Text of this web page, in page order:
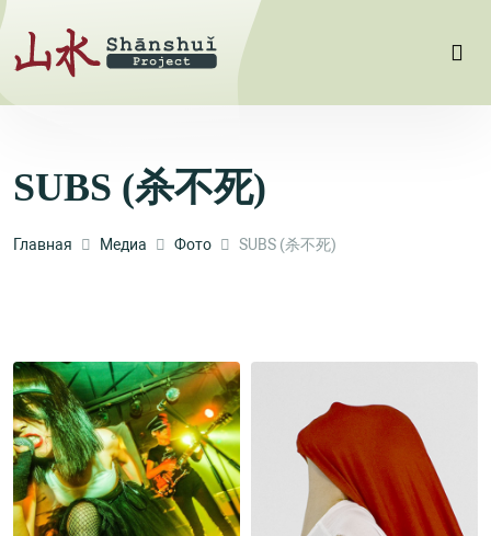
SUBS (杀不死)
Главная Медиа Фото SUBS (杀不死)